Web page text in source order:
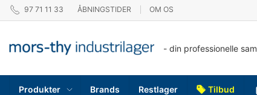
97 71 11 33 ÅBNINGSTIDER OM OS
- din professionelle
Produkter Brands Restlager Tilbud